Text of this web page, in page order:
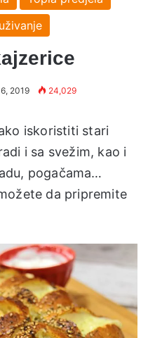
2019 24,029
iskoristiti stari
i sa svežim, kao i
pogačama…
da pripremite